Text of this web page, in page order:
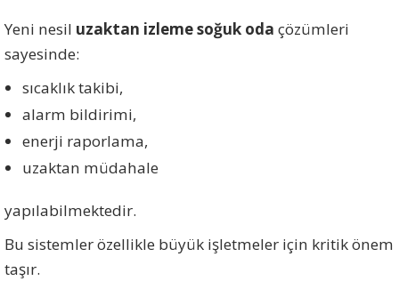
Yeni nesil uzaktan izleme soğuk oda çözümleri
sayesinde:
sıcaklık takibi,
alarm bildirimi,
enerji raporlama,
uzaktan müdahale
yapılabilmektedir.
Bu sistemler özellikle büyük işletmeler için kritik önem
taşır.